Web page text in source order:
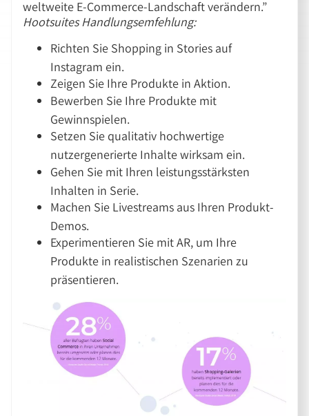
weltweite E-Commerce-Landschaft verändern.”
Hootsuites Handlungsemfehlung:
Richten Sie Shopping in Stories auf
Instagram ein.
Zeigen Sie Ihre Produkte in Aktion.
Bewerben Sie Ihre Produkte mit
Gewinnspielen.
Setzen Sie qualitativ hochwertige
nutzergenerierte Inhalte wirksam ein.
Gehen Sie mit Ihren leistungsstärksten
Inhalten in Serie.
Machen Sie Livestreams aus Ihren Produkt-
Demos.
Experimentieren Sie mit AR, um Ihre
Produkte in realistischen Szenarien zu
präsentieren.